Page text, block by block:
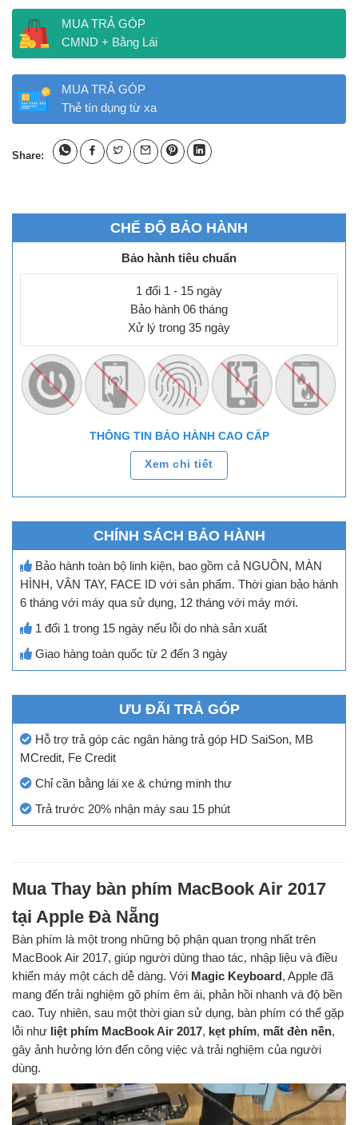
MUA TRẢ GÓP
CMND + Bằng Lái
MUA TRẢ GÓP
Thẻ tín dụng từ xa
Share:
CHẾ ĐỘ BẢO HÀNH
Bảo hành tiêu chuẩn
1 đổi 1 - 15 ngày
Bảo hành 06 tháng
Xử lý trong 35 ngày
THÔNG TIN BẢO HÀNH CAO CẤP
Xem chi tiết
CHÍNH SÁCH BẢO HÀNH
Bảo hành toàn bộ linh kiện, bao gồm cả NGUỒN, MÀN
HÌNH, VÂN TAY, FACE ID với sản phẩm. Thời gian bảo hành
6 tháng với máy qua sử dụng, 12 tháng với máy mới.
1 đổi 1 trong 15 ngày nếu lỗi do nhà sản xuất
Giao hàng toàn quốc từ 2 đến 3 ngày
ƯU ĐÃI TRẢ GÓP
Hỗ trợ trả góp các ngân hàng trả góp HD SaiSon, MB
MCredit, Fe Credit
Chỉ cần bằng lái xe & chứng minh thư
Trả trước 20% nhận máy sau 15 phút
Mua Thay bàn phím MacBook Air 2017
tại Apple Đà Nẵng
Bàn phím là một trong những bộ phận quan trọng nhất trên
MacBook Air 2017, giúp người dùng thao tác, nhập liệu và điều
khiển máy một cách dễ dàng. Với Magic Keyboard, Apple đã
mang đến trải nghiệm gõ phím êm ái, phản hồi nhanh và độ bền
cao. Tuy nhiên, sau một thời gian sử dụng, bàn phím có thể gặp
lỗi như liệt phím MacBook Air 2017, kẹt phím, mất đèn nền,
gây ảnh hưởng lớn đến công việc và trải nghiệm của người
dùng.